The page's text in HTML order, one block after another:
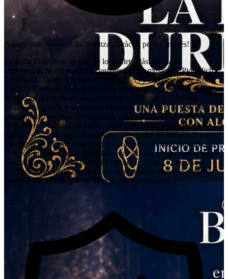
Aquest esdeveniment ha finalitzat. Gràcies pel teu interès!
La Bella Durmiente es uno de los ballets clásicos más
representativos del repertorio universal. Con música de Piotr Ilich
Chaikovski (edición por Oscar Velazquez) y coreografía de Koray
García y Germain Alonso (sobre la versiòn de Marius Petipa) la obra
se basa en el cuento de hadas de Charles Perrault y combina
fantasía, elegancia y virtuosismo técnico. En manos de una las
compañías emergentes e importantes del país, Ballet Arte en
Movimiento. La historia inicia con el nacimiento de la princesa
Aurora, celebrado por todo el reino y las hadas invitadas a la corte.
La alegría se ve interrumpida por Carabosse, un hada malvada que,
al no ser invitada, lanza una maldición: Aurora se pinchará el dedo
con un huso y caerá en un sueño eterno. El hada Lila atenúa el
hechizo, asegurando que la princesa no morirá, sino que dormirá
hasta ser despertada por un beso de amor verdadero